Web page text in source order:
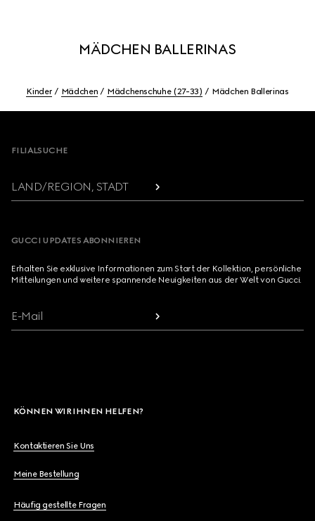
MÄDCHEN BALLERINAS
Kinder Mädchen Mädchenschuhe (27-33) Mädchen Ballerinas
FILIALSUCHE
LAND/REGION, STADT
GUCCI UPDATES ABONNIEREN
Erhalten Sie exklusive Informationen zum Start der Kollektion, persönliche
Mitteilungen und weitere spannende Neuigkeiten aus der Welt von Gucci.
E-Mail
KÖNNEN WIR IHNEN HELFEN?
Kontaktieren Sie Uns
Meine Bestellung
Häufig gestellte Fragen